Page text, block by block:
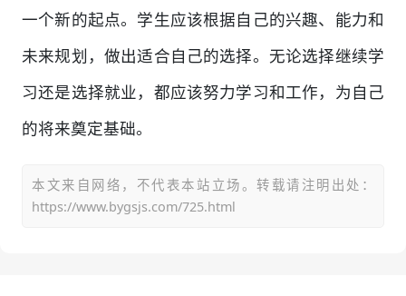
一个新的起点。学生应该根据自己的兴趣、能力和
未来规划，做出适合自己的选择。无论选择继续学
习还是选择就业，都应该努力学习和工作，为自己
的将来奠定基础。
本文来自网络，不代表本站立场。转载请注明出处：
https://www.bygsjs.com/725.html